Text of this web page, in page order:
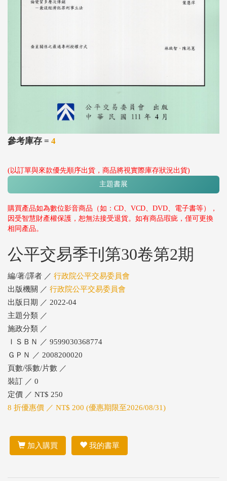
參考庫存 = 4
(以訂單與來款優先順序出貨，商品將視實際庫存狀況出貨)
主題書展
購買產品如為數位影音商品（如：CD、VCD、DVD、電子書等），
因受智慧財產權保護，恕無法接受退貨。如有商品瑕疵，僅可更換
相同產品。
公平交易季刊第30卷第2期
編/著/譯者 ／ 行政院公平交易委員會
出版機關 ／ 行政院公平交易委員會
出版日期 ／ 2022-04
主題分類 ／
施政分類 ／
ＩＳＢＮ ／ 9599030368774
ＧＰＮ ／ 2008200020
頁數/張數/片數 ／
裝訂 ／ 0
定價 ／ NT$ 250
8 折優惠價 ／ NT$ 200 (優惠期限至2026/08/31)
加入購買 我的書單